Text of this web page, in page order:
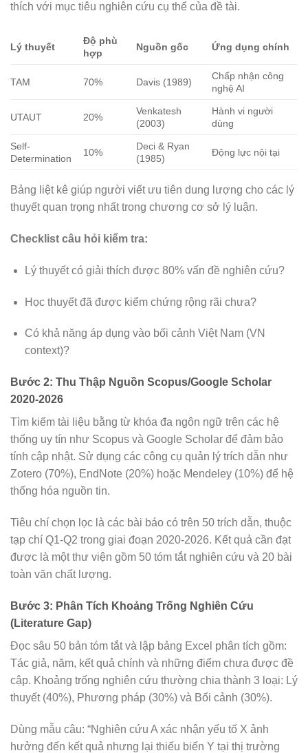
thích với mục tiêu nghiên cứu cụ thể của đề tài.
Lý thuyết
Độ phù
hợp
Nguồn gốc Ứng dụng chính
TAM 70% Davis (1989)
Chấp nhận công
nghệ AI
UTAUT 20%
Venkatesh
(2003)
Hành vi người
dùng
Self-
Determination
10%
Deci & Ryan
(1985)
Động lực nội tại
Bảng liệt kê giúp người viết ưu tiên dung lượng cho các lý
thuyết quan trọng nhất trong chương cơ sở lý luận.
Checklist câu hỏi kiểm tra:
Lý thuyết có giải thích được 80% vấn đề nghiên cứu?
Học thuyết đã được kiểm chứng rộng rãi chưa?
Có khả năng áp dụng vào bối cảnh Việt Nam (VN
context)?
Bước 2: Thu Thập Nguồn Scopus/Google Scholar
2020-2026
Tìm kiếm tài liệu bằng từ khóa đa ngôn ngữ trên các hệ
thống uy tín như Scopus và Google Scholar để đảm bảo
tính cập nhật. Sử dụng các công cụ quản lý trích dẫn như
Zotero (70%), EndNote (20%) hoặc Mendeley (10%) để hệ
thống hóa nguồn tin.
Tiêu chí chọn lọc là các bài báo có trên 50 trích dẫn, thuộc
tạp chí Q1-Q2 trong giai đoạn 2020-2026. Kết quả cần đạt
được là một thư viện gồm 50 tóm tắt nghiên cứu và 20 bài
toàn văn chất lượng.
Bước 3: Phân Tích Khoảng Trống Nghiên Cứu
(Literature Gap)
Đọc sâu 50 bản tóm tắt và lập bảng Excel phân tích gồm:
Tác giả, năm, kết quả chính và những điểm chưa được đề
cập. Khoảng trống nghiên cứu thường chia thành 3 loại: Lý
thuyết (40%), Phương pháp (30%) và Bối cảnh (30%).
Dùng mẫu câu: “Nghiên cứu A xác nhận yếu tố X ảnh
hưởng đến kết quả nhưng lại thiếu biến Y tại thị trường